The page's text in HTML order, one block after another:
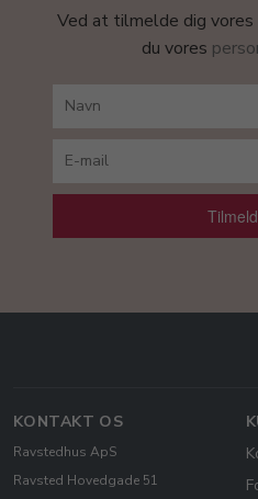
Ved at tilmelde dig vores
du vores
KONTAKT OS
Ravstedhus ApS
Ravsted Hovedgade 51